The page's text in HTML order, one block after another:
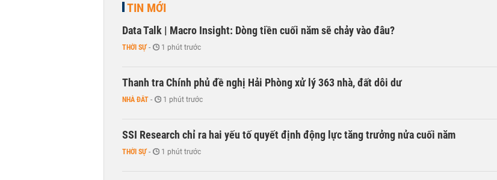
TIN MỚI
Data Talk | Macro Insight: Dòng tiền cuối năm sẽ chảy vào đâu?
THỜI SỰ - 1 phút trước
Thanh tra Chính phủ đề nghị Hải Phòng xử lý 363 nhà, đất dôi dư
NHÀ ĐẤT - 1 phút trước
SSI Research chỉ ra hai yếu tố quyết định động lực tăng trưởng nửa cuối năm
THỜI SỰ - 1 phút trước